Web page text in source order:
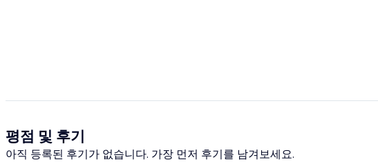
평점 및 후기
아직 등록된 후기가 없습니다. 가장 먼저 후기를 남겨보세요.